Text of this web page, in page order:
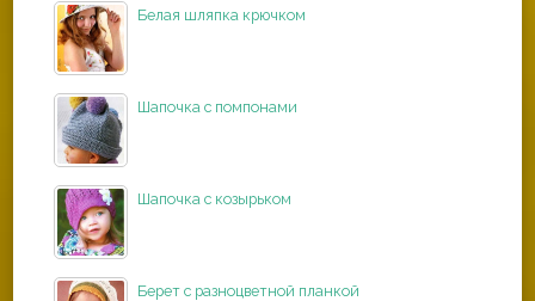
Белая шляпка крючком
Шапочка с помпонами
Шапочка с козырьком
Берет с разноцветной планкой